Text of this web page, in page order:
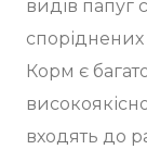
видів папуг
споріднених
Корм є
входять до